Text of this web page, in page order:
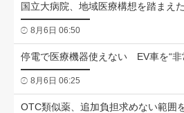
国立大病院、地域医療構想を踏まえ
8月6日 06:50
停電で医療機器使えない EV車を“非
8月6日 06:25
OTC類似薬、追加負担求めない範囲